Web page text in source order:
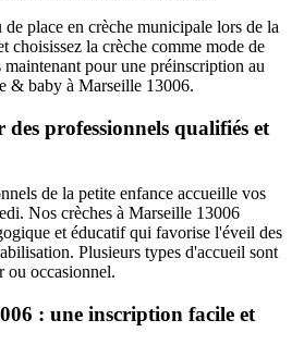
place en crèche municipale lors de la
choisissez la crèche comme mode de
maintenant pour une préinscription au
& baby à Marseille 13006.
professionnels qualifiés et
de la petite enfance accueille vos
Nos crèches à Marseille 13006
et éducatif qui favorise l'éveil des
Plusieurs types d'accueil sont
ou occasionnel.
: une inscription facile et